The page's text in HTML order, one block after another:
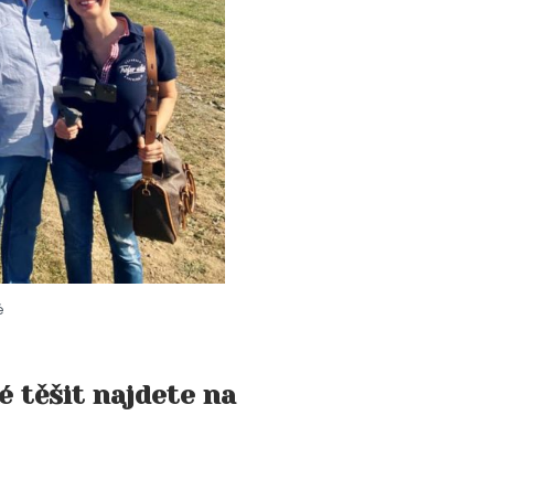
těšit najdete na